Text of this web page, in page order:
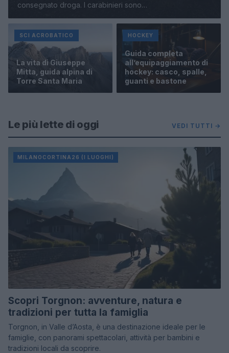
consegnato droga. I carabinieri sono…
SCI ACROBATICO
La vita di Giuseppe
Mitta, guida alpina di
Torre Santa Maria
HOCKEY
Guida completa
all’equipaggiamento di
hockey: casco, spalle,
guanti e bastone
Le più lette di oggi VEDI TUTTI →
MILANOCORTINA26 (I LUOGHI)
Scopri Torgnon: avventure, natura e
tradizioni per tutta la famiglia
Torgnon, in Valle d’Aosta, è una destinazione ideale per le
famiglie, con panorami spettacolari, attività per bambini e
tradizioni locali da scoprire.